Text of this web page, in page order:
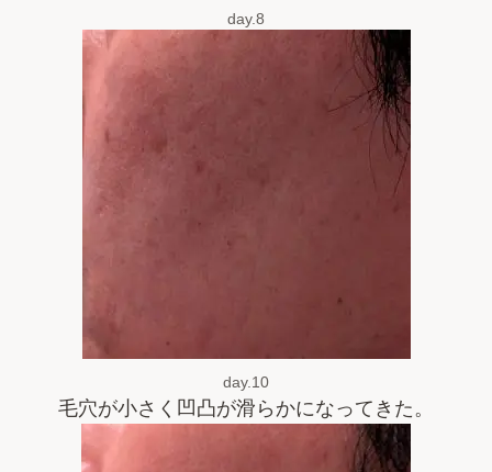
day.8
day.10
毛穴が小さく凹凸が滑らかになってきた。